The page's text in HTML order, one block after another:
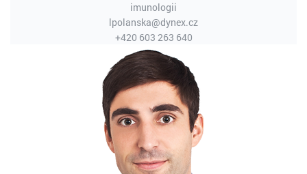
imunologii
lpolanska@dynex.cz
+420 603 263 640